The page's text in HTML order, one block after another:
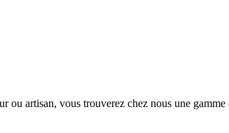
artisan, vous trouverez chez nous une